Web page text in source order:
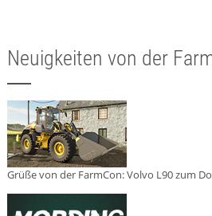
Neuigkeiten von der
Grüße von der FarmCon: Volvo L90 zum